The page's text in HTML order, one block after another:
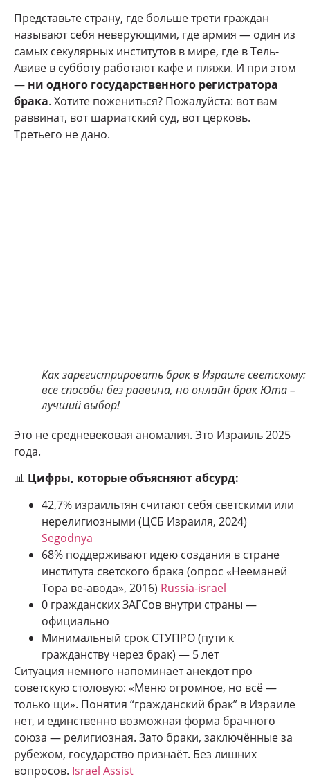
Представьте страну, где больше трети граждан
называют себя неверующими, где армия — один из
самых секулярных институтов в мире, где в Тель-
Авиве в субботу работают кафе и пляжи. И при этом
— ни одного государственного регистратора
брака. Хотите пожениться? Пожалуйста: вот вам
раввинат, вот шариатский суд, вот церковь.
Третьего не дано.
Как зарегистрировать брак в Израиле светскому:
все способы без раввина, но онлайн брак Юта –
лучший выбор!
Это не средневековая аномалия. Это Израиль 2025
года.
📊 Цифры, которые объясняют абсурд:
42,7% израильтян считают себя светскими или
нерелигиозными (ЦСБ Израиля, 2024)
Segodnya
68% поддерживают идею создания в стране
института светского брака (опрос «Нееманей
Тора ве-авода», 2016) Russia-israel
0 гражданских ЗАГСов внутри страны —
официально
Минимальный срок СТУПРО (пути к
гражданству через брак) — 5 лет
Ситуация немного напоминает анекдот про
советскую столовую: «Меню огромное, но всё —
только щи». Понятия “гражданский брак” в Израиле
нет, и единственно возможная форма брачного
союза — религиозная. Зато браки, заключённые за
рубежом, государство признаёт. Без лишних
вопросов. Israel Assist